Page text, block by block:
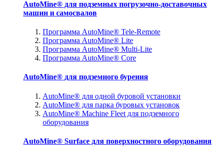
AutoMine® для подземных погрузочно-доставочных
машин и самосвалов
Программа AutoMine® Tele-Remote
Программа AutoMine® Lite
Программа AutoMine® Multi-Lite
Программа AutoMine® Core
AutoMine® для подземного бурения
AutoMine® для одной буровой установки
AutoMine® для парка буровых установок
AutoMine® Machine Fleet для подземного
оборудования
AutoMine® Surface для поверхностного оборудования